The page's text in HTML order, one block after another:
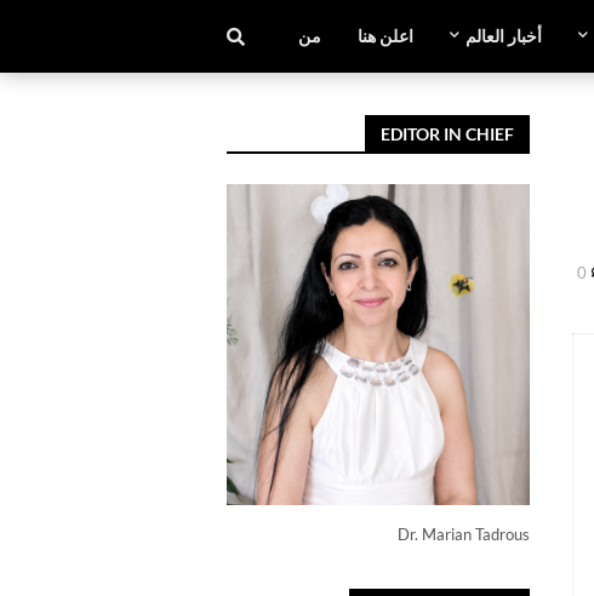
أخبار العالم اعلن هنا من نحن
0
EDITOR IN CHIEF
Dr. Marian Tadrous